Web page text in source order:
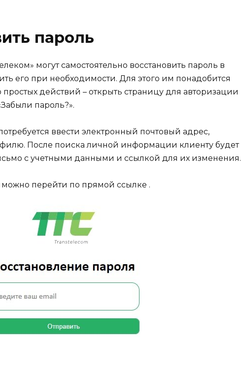
пароль
могут самостоятельно восстановить пароль в
его при необходимости. Для этого им понадобится
действий – открыть страницу для авторизации
пароль?».
ввести электронный почтовый адрес,
После поиска личной информации клиенту будет
с учетными данными и ссылкой для их изменения.
перейти по прямой ссылке .